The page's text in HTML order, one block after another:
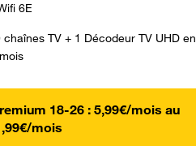
6E
chaînes TV + 1 Décodeur TV UHD en
18-26 : 5,99€/mois au
mois